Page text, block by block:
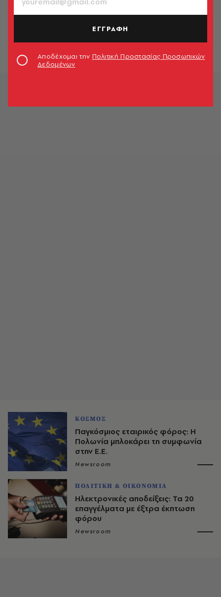
Φορολογικές δηλώσεις 2022: Η
προσέξετε
ΚΟΣΜΟΣ
Παγκόσμιος εταιρικός φόρος: Η
Πολωνία μπλοκάρει τη συμφωνία
στην Ε.Ε.
Newsroom
ΠΟΛΙΤΙΚΗ & ΟΙΚΟΝΟΜΙΑ
Ηλεκτρονικές αποδείξεις: Τα 20
επαγγέλματα με έξτρα έκπτωση
φόρου
Newsroom
ΕΓΓΡΑΦΗ
Αποδέχομαι την Πολιτική Προστασίας Προσωπικών
Δεδομένων